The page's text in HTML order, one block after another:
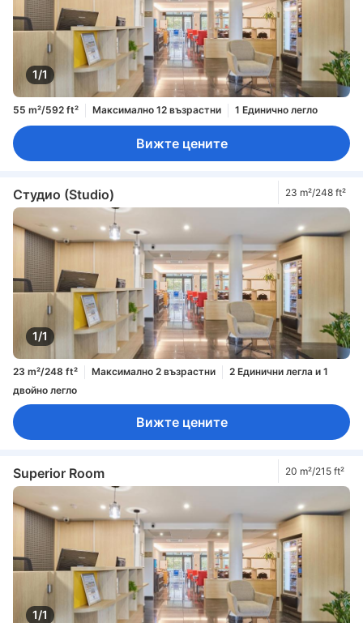
1/1
55 m²/592 ft² Максимално 12 възрастни 1 Единично легло
Вижте цените
Студио (Studio) 23 m²/248 ft²
1/1
23 m²/248 ft² Максимално 2 възрастни
2 Единични легла и 1
двойно легло
Вижте цените
Superior Room 20 m²/215 ft²
1/1